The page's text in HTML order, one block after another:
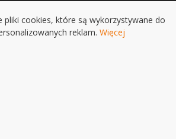
pliki cookies, które są wykorzystywane do
reklam. Więcej